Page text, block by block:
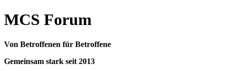
MCS Forum
Von Betroffenen für Betroffene
Gemeinsam stark seit 2013